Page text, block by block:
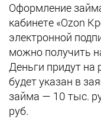
Оформление
кабинете «Ozon
электронной
можно получить
Деньги придут на
будет указан в
займа — 10 тыс.
руб.